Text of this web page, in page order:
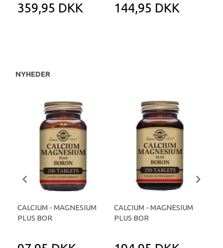
359,95 DKK 144,95 DKK
NYHEDER
CALCIUM - MAGNESIUM
PLUS BOR
CALCIUM - MAGNESIUM
PLUS BOR